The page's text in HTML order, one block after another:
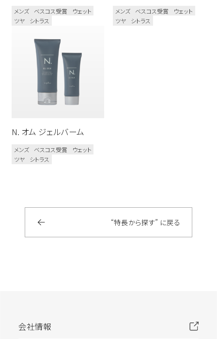
メンズ ベスコス受賞
ウェット
ツヤ
シトラス
メンズ ベスコス受賞
ウェット
ツヤ
シトラス
N. オム ジェルバーム
メンズ ベスコス受賞
ウェット
ツヤ
シトラス
“特長から探す” に戻る
会社情報